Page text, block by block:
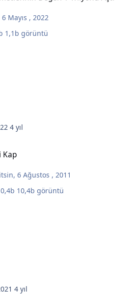
6 Mayıs , 2022
1,1b görüntü
4 yıl
Kap
,6 Ağustos , 2011
10,4b görüntü
4 yıl